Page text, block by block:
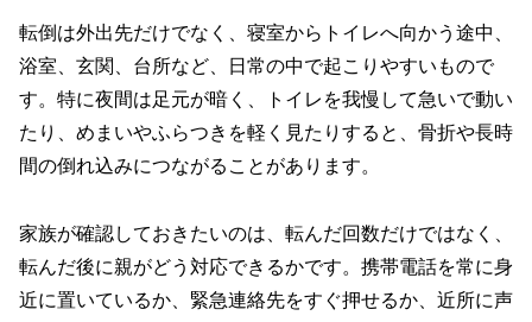
転倒は外出先だけでなく、寝室からトイレへ向かう途中、
浴室、玄関、台所など、日常の中で起こりやすいもので
す。特に夜間は足元が暗く、トイレを我慢して急いで動い
たり、めまいやふらつきを軽く見たりすると、骨折や長時
間の倒れ込みにつながることがあります。
家族が確認しておきたいのは、転んだ回数だけではなく、
転んだ後に親がどう対応できるかです。携帯電話を常に身
近に置いているか、緊急連絡先をすぐ押せるか、近所に声